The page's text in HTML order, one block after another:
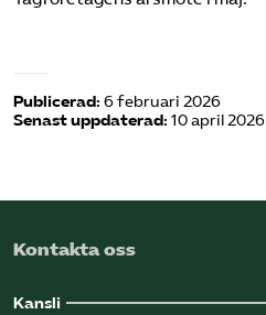
Publicerad: 6 februari 2026
Senast uppdaterad: 10 april 2026
Kontakta oss
Kansli